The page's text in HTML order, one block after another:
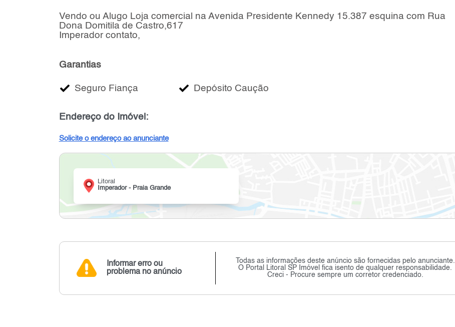
Vendo ou Alugo Loja comercial na Avenida Presidente Kennedy 15.387 esquina com Rua
Dona Domitila de Castro,617
Imperador contato,
Garantias
Seguro Fiança Depósito Caução
Endereço do Imóvel:
Solicite o endereço ao anunciante
Litoral
Imperador - Praia Grande
Informar erro ou
problema no anúncio
Todas as informações deste anúncio são fornecidas pelo anunciante.
O Portal Litoral SP Imóvel fica isento de qualquer responsabilidade.
Creci - Procure sempre um corretor credenciado.